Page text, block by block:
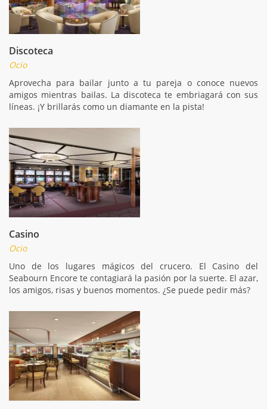
Discoteca
Ocio
Aprovecha para bailar junto a tu pareja o conoce nuevos
amigos mientras bailas. La discoteca te embriagará con sus
líneas. ¡Y brillarás como un diamante en la pista!
Casino
Ocio
Uno de los lugares mágicos del crucero. El Casino del
Seabourn Encore te contagiará la pasión por la suerte. El azar,
los amigos, risas y buenos momentos. ¿Se puede pedir más?